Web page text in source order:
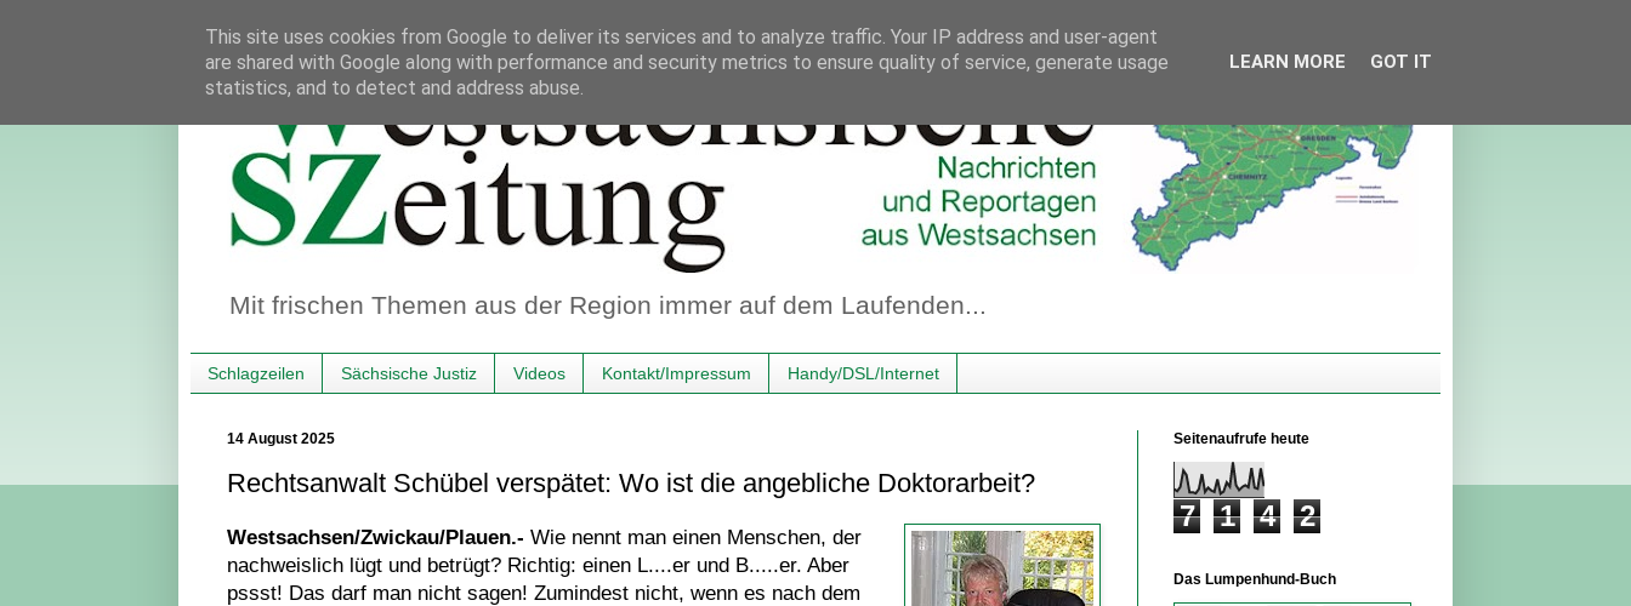
Mit frischen Themen aus der Region immer auf dem Laufenden...
Schlagzeilen Sächsische Justiz Videos Kontakt/Impressum Handy/DSL/Internet
14 August 2025
Rechtsanwalt Schübel verspätet: Wo ist die angebliche Doktorarbeit?
Westsachsen/Zwickau/Plauen.- Wie nennt man einen Menschen, der
nachweislich lügt und betrügt? Richtig: einen L....er und B.....er. Aber
pssst! Das darf man nicht sagen! Zumindest nicht, wenn es nach dem
Seitenaufrufe heute
7 1 4 2
Das Lumpenhund-Buch
This site uses cookies from Google to deliver its services and to analyze traffic. Your IP address and user-agent
are shared with Google along with performance and security metrics to ensure quality of service, generate usage
statistics, and to detect and address abuse.
LEARN MORE GOT IT